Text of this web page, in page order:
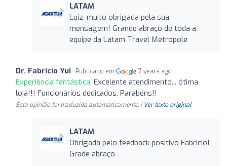
LATAM
Luiz, muito obrigada pela sua
mensagem! Grande abraço de toda a
equipe da Latam Travel Metropole
Dr. Fabricio Yui Publicado em 7 years ago
Experiência fantástica: Excelente atendimento... ótima
loja!!! Funcionários dedicados. Parabéns!!
Esta opinião foi traduzida automaticamente. | Ver texto original
LATAM
Obrigada pelo feedback positivo Fabricio!
Grade abraço